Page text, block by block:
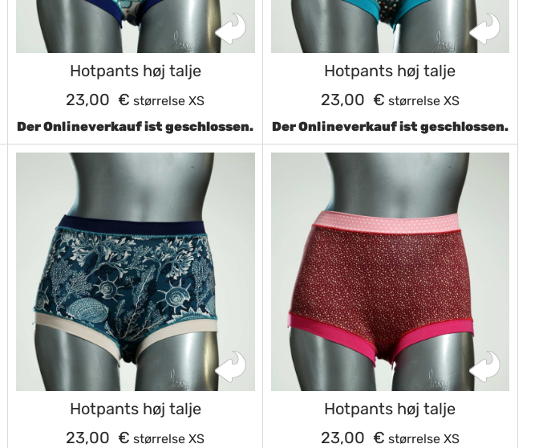
Hotpants høj talje
23,00 € størrelse XS
Der Onlineverkauf ist geschlossen.
Hotpants høj talje
23,00 € størrelse XS
Der Onlineverkauf ist geschlossen.
Hotpants høj talje
23,00 € størrelse XS
Hotpants høj talje
23,00 € størrelse XS